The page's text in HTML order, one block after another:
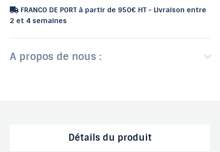
FRANCO DE PORT à partir de 950€ HT - Livraison entre
2 et 4 semaines
A propos de nous :
Détails du produit